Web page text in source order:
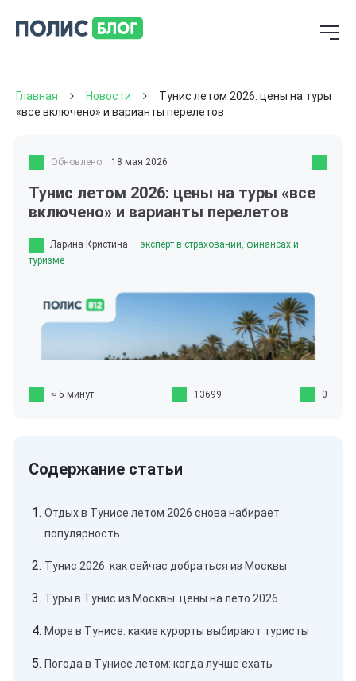
Главная Новости
Тунис летом 2026: цены на туры
«все включено» и варианты перелетов
Обновлено: 18 мая 2026
Тунис летом 2026: цены на туры «все
включено» и варианты перелетов
Ларина Кристина — эксперт в страховании, финансах и
туризме
≈ 5 минут 13699 0
Отдых в Тунисе летом 2026 снова набирает
популярность
Тунис 2026: как сейчас добраться из Москвы
Туры в Тунис из Москвы: цены на лето 2026
Море в Тунисе: какие курорты выбирают туристы
Погода в Тунисе летом: когда лучше ехать